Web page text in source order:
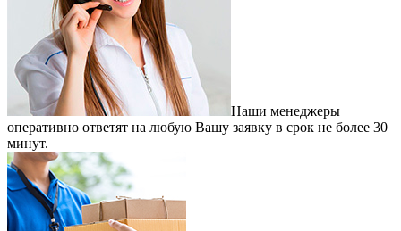
Наши менеджеры
оперативно ответят на любую Вашу заявку в срок не более 30
минут.